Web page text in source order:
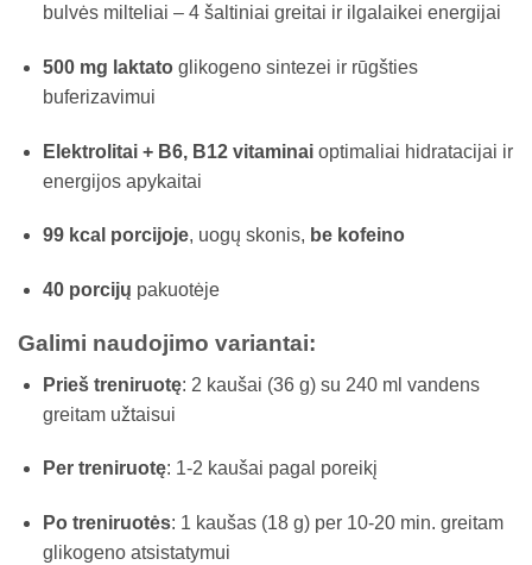
bulvės milteliai – 4 šaltiniai greitai ir ilgalaikei energijai
500 mg laktatoglikogeno sintezei ir rūgšties
buferizavimui
Elektrolitai + B6, B12 vitaminaioptimaliai hidratacijai ir
energijos apykaitai
99 kcal porcijoje, uogų skonis, be kofeino
40 porcijų pakuotėje
Galimi naudojimo variantai:
Prieš treniruotę: 2 kaušai (36 g) su 240 ml vandens
greitam užtaisui
Per treniruotę: 1-2 kaušai pagal poreikį
Po treniruotės: 1 kaušas (18 g) per 10-20 min. greitam
glikogeno atsistatymui